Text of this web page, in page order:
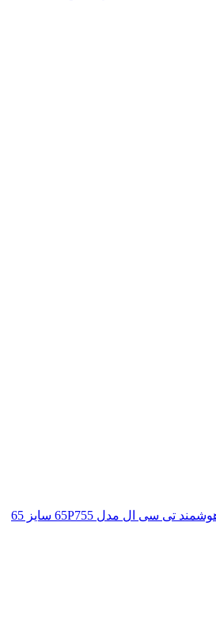
تلویزیون ال ای دی هوشمند تی سی ال مدل 65P755 سایز 65